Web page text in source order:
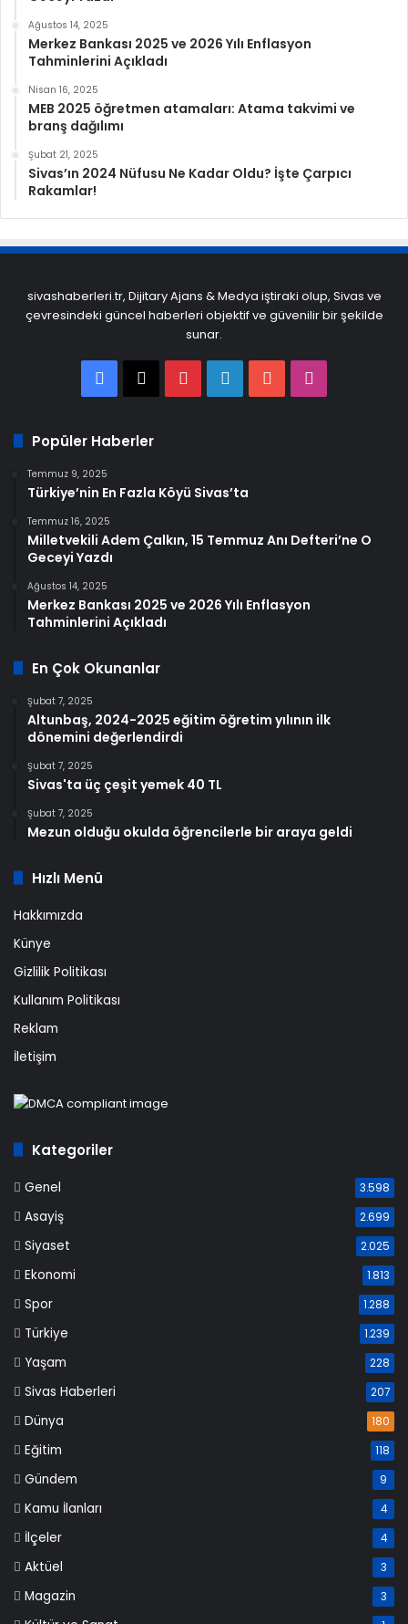
Ağustos 14, 2025
Merkez Bankası 2025 ve 2026 Yılı Enflasyon
Tahminlerini Açıkladı
Nisan 16, 2025
MEB 2025 öğretmen atamaları: Atama takvimi ve
branş dağılımı
Şubat 21, 2025
Sivas’ın 2024 Nüfusu Ne Kadar Oldu? İşte Çarpıcı
Rakamlar!
sivashaberleri.tr, Dijitary Ajans & Medya iştiraki olup, Sivas ve
çevresindeki güncel haberleri objektif ve güvenilir bir şekilde
sunar.
Facebook
X PinterestLinkedInYouTube
Popüler Haberler
Temmuz 9, 2025
Türkiye’nin En Fazla Köyü Sivas’ta
Temmuz 16, 2025
Milletvekili Adem Çalkın, 15 Temmuz Anı Defteri’ne O
Geceyi Yazdı
Ağustos 14, 2025
Merkez Bankası 2025 ve 2026 Yılı Enflasyon
Tahminlerini Açıkladı
En Çok Okunanlar
Şubat 7, 2025
Altunbaş, 2024-2025 eğitim öğretim yılının ilk
dönemini değerlendirdi
Şubat 7, 2025
Sivas'ta üç çeşit yemek 40 TL
Şubat 7, 2025
Mezun olduğu okulda öğrencilerle bir araya geldi
Hızlı Menü
Hakkımızda
Künye
Gizlilik Politikası
Kullanım Politikası
Reklam
İletişim
Kategoriler
Genel 3.598
Asayiş 2.699
Siyaset 2.025
Ekonomi 1.813
Spor 1.288
Türkiye 1.239
Yaşam 228
Sivas Haberleri 207
Dünya 180
Eğitim 118
Gündem 9
Kamu İlanları 4
İlçeler 4
Aktüel 3
Magazin 3